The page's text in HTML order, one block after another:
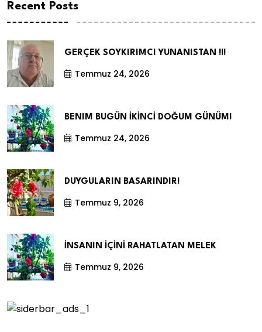
Recent Posts
GERÇEK SOYKIRIMCI YUNANISTAN !!!
Temmuz 24, 2026
BENIM BUGÜN İKİNCİ DOĞUM GÜNÜM!
Temmuz 24, 2026
DUYGULARIN BASARINDIR!
Temmuz 9, 2026
İNSANIN İÇİNİ RAHATLATAN MELEK
Temmuz 9, 2026